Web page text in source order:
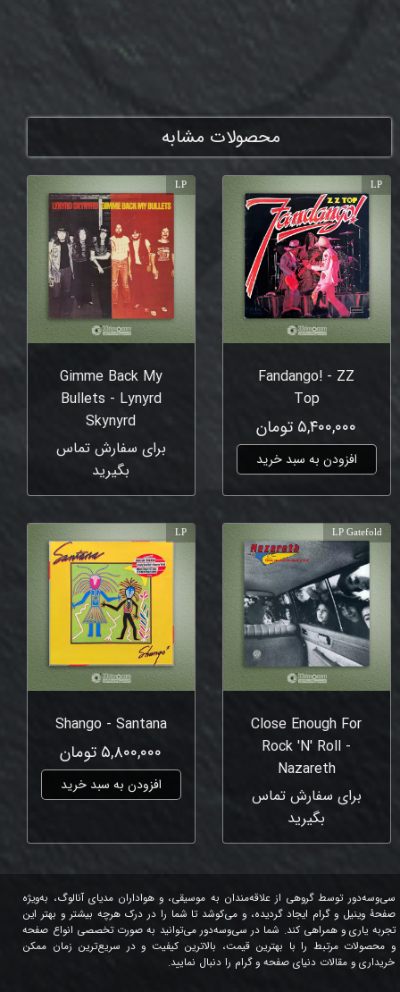
محصولات مشابه
Fandango! - ZZ
Top
۵,۴۰۰,۰۰۰ تومان
افزودن به سبد خرید
LP
Gimme Back My
Bullets - Lynyrd
Skynyrd
برای سفارش تماس
بگیرید
LP
Close Enough For
Rock 'N' Roll -
Nazareth
برای سفارش تماس
بگیرید
LP Gatefold
Shango - Santana
۵,۸۰۰,۰۰۰ تومان
افزودن به سبد خرید
LP
سی‌وسه‌دور توسط گروهی از علاقه‌مندان به موسیقی، و هواداران مدیای آنالوگ، به‌ویژه
صفحۀ وینیل و گرام ایجاد گردیده، و می‌کوشد تا شما را در درک هرچه بیشتر و بهتر این
تجربه یاری و همراهی کند. شما در سی‌وسه‌دور می‌توانید به صورت تخصصی انواع صفحه
و محصولات مرتبط را با بهترین قیمت، بالاترین کیفیت و در سریع‌ترین زمان ممکن
خریداری و مقالات دنیای صفحه و گرام را دنبال نمایید.